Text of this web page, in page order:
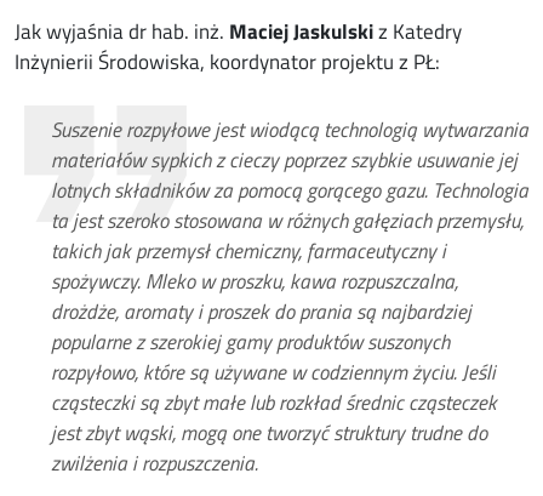
Jak wyjaśnia dr hab. inż. Maciej Jaskulskiz Katedry
Inżynierii Środowiska, koordynator projektu z PŁ:
Suszenie rozpyłowe jest wiodącą technologią wytwarzania
materiałów sypkich z cieczy poprzez szybkie usuwanie jej
lotnych składników za pomocą gorącego gazu. Technologia
ta jest szeroko stosowana w różnych gałęziach przemysłu,
takich jak przemysł chemiczny, farmaceutyczny i
spożywczy. Mleko w proszku, kawa rozpuszczalna,
drożdże, aromaty i proszek do prania są najbardziej
popularne z szerokiej gamy produktów suszonych
rozpyłowo, które są używane w codziennym życiu. Jeśli
cząsteczki są zbyt małe lub rozkład średnic cząsteczek
jest zbyt wąski, mogą one tworzyć struktury trudne do
zwilżenia i rozpuszczenia.